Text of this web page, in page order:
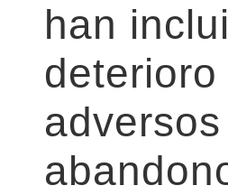
han